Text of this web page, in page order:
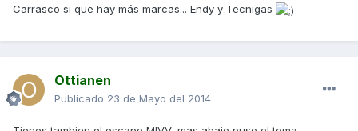
Carrasco si que hay más marcas... Endy y Tecnigas
Ottianen
Publicado 23 de Mayo del 2014